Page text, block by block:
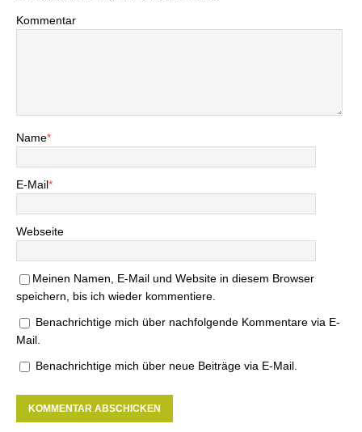
Kommentar
Name*
E-Mail*
Webseite
Meinen Namen, E-Mail und Website in diesem Browser
speichern, bis ich wieder kommentiere.
Benachrichtige mich über nachfolgende Kommentare via E-
Mail.
Benachrichtige mich über neue Beiträge via E-Mail.